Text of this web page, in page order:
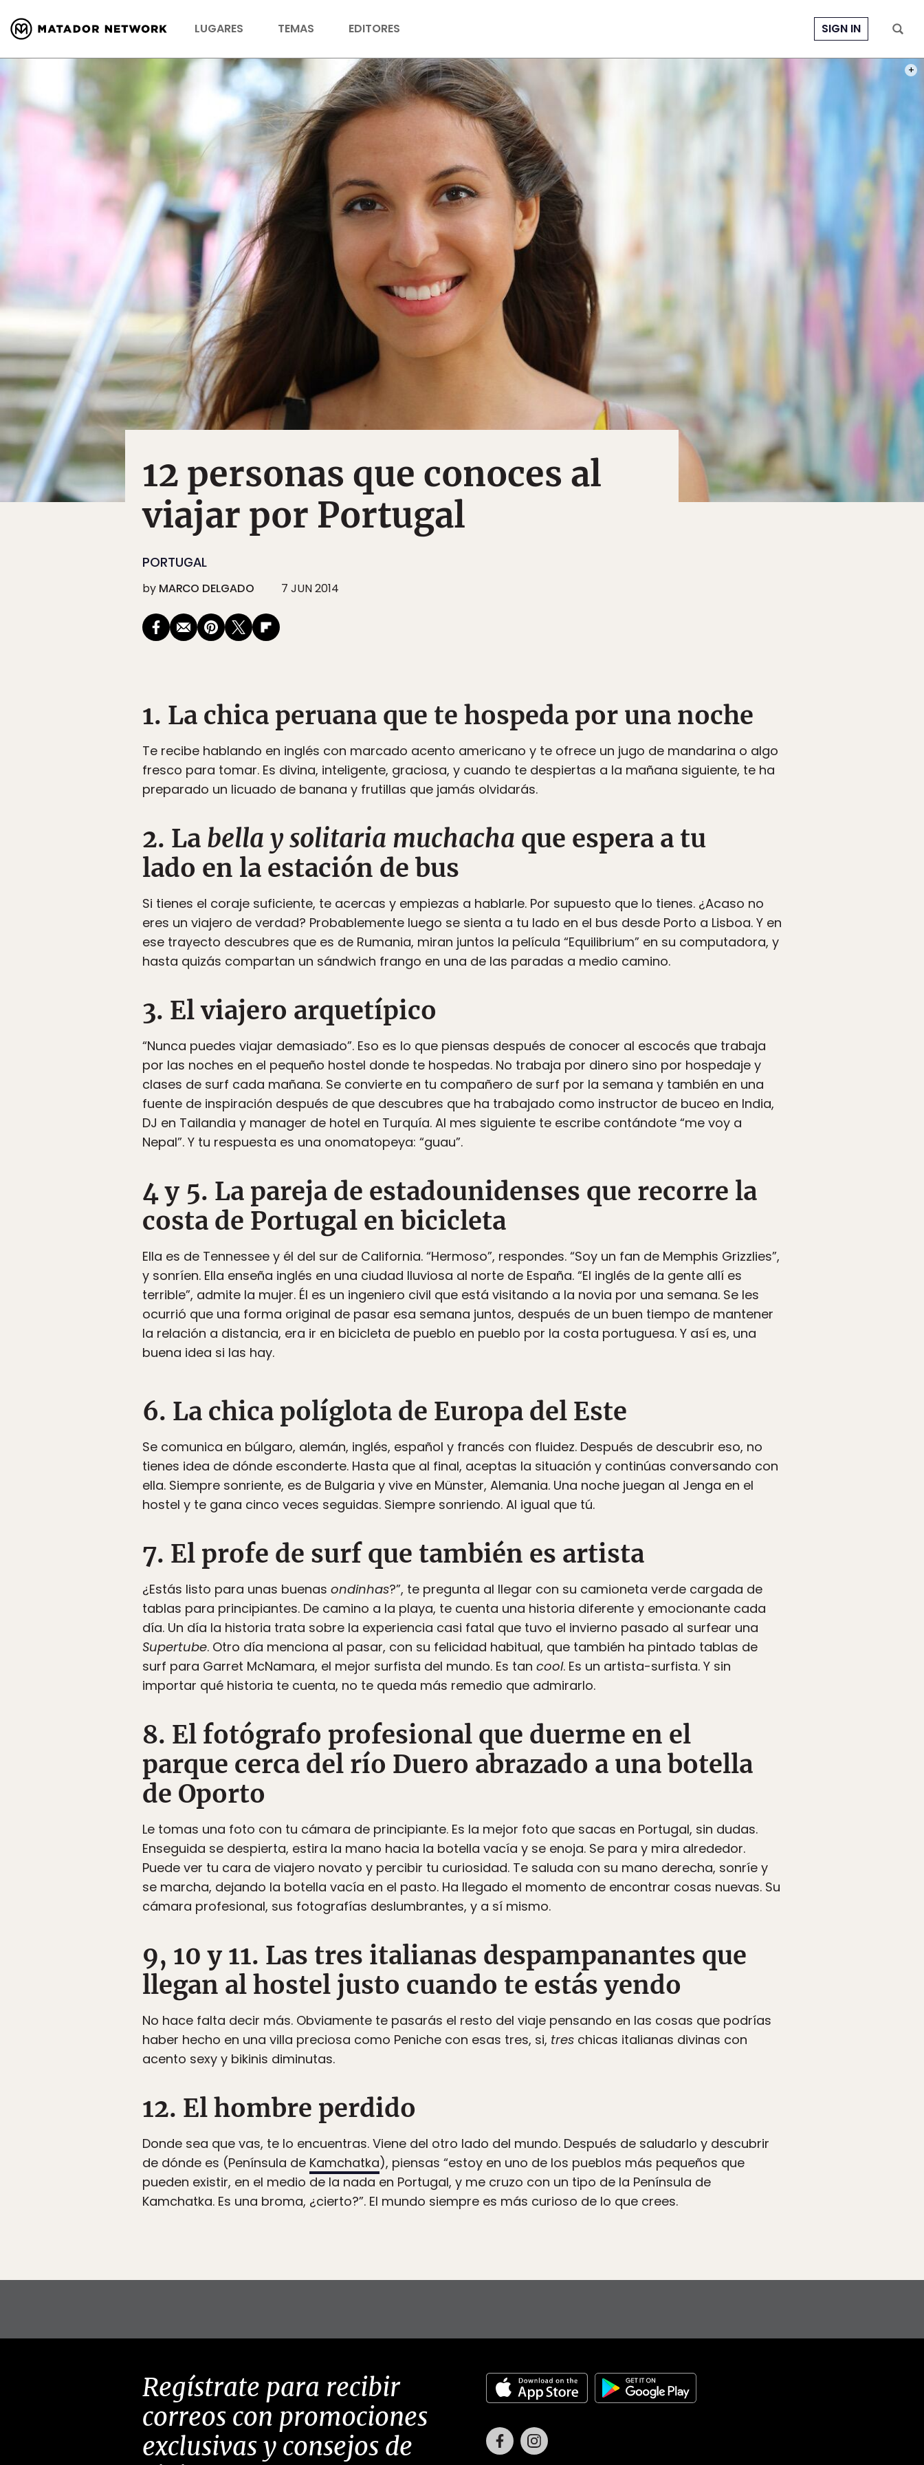
LUGARES TEMAS EDITORES SIGN IN
12 personas que conoces al
viajar por Portugal
PORTUGAL
by MARCO DELGADO 7 JUN 2014
1. La chica peruana que te hospeda por una noche
Te recibe hablando en inglés con marcado acento americano y te ofrece un jugo de mandarina o algo
fresco para tomar. Es divina, inteligente, graciosa, y cuando te despiertas a la mañana siguiente, te ha
preparado un licuado de banana y frutillas que jamás olvidarás.
2. La bella y solitaria muchacha que espera a tu
lado en la estación de bus
Si tienes el coraje suficiente, te acercas y empiezas a hablarle. Por supuesto que lo tienes. ¿Acaso no
eres un viajero de verdad? Probablemente luego se sienta a tu lado en el bus desde Porto a Lisboa. Y en
ese trayecto descubres que es de Rumania, miran juntos la película “Equilibrium” en su computadora, y
hasta quizás compartan un sándwich frango en una de las paradas a medio camino.
3. El viajero arquetípico
“Nunca puedes viajar demasiado”. Eso es lo que piensas después de conocer al escocés que trabaja
por las noches en el pequeño hostel donde te hospedas. No trabaja por dinero sino por hospedaje y
clases de surf cada mañana. Se convierte en tu compañero de surf por la semana y también en una
fuente de inspiración después de que descubres que ha trabajado como instructor de buceo en India,
DJ en Tailandia y manager de hotel en Turquía. Al mes siguiente te escribe contándote “me voy a
Nepal”. Y tu respuesta es una onomatopeya: “guau”.
4 y 5. La pareja de estadounidenses que recorre la
costa de Portugal en bicicleta
Ella es de Tennessee y él del sur de California. “Hermoso”, respondes. “Soy un fan de Memphis Grizzlies”,
y sonríen. Ella enseña inglés en una ciudad lluviosa al norte de España. “El inglés de la gente allí es
terrible”, admite la mujer. Él es un ingeniero civil que está visitando a la novia por una semana. Se les
ocurrió que una forma original de pasar esa semana juntos, después de un buen tiempo de mantener
la relación a distancia, era ir en bicicleta de pueblo en pueblo por la costa portuguesa. Y así es, una
buena idea si las hay.
6. La chica políglota de Europa del Este
Se comunica en búlgaro, alemán, inglés, español y francés con fluidez. Después de descubrir eso, no
tienes idea de dónde esconderte. Hasta que al final, aceptas la situación y continúas conversando con
ella. Siempre sonriente, es de Bulgaria y vive en Münster, Alemania. Una noche juegan al Jenga en el
hostel y te gana cinco veces seguidas. Siempre sonriendo. Al igual que tú.
7. El profe de surf que también es artista
¿Estás listo para unas buenas ondinhas?”, te pregunta al llegar con su camioneta verde cargada de
tablas para principiantes. De camino a la playa, te cuenta una historia diferente y emocionante cada
día. Un día la historia trata sobre la experiencia casi fatal que tuvo el invierno pasado al surfear una
Supertube. Otro día menciona al pasar, con su felicidad habitual, que también ha pintado tablas de
surf para Garret McNamara, el mejor surfista del mundo. Es tan cool. Es un artista-surfista. Y sin
importar qué historia te cuenta, no te queda más remedio que admirarlo.
8. El fotógrafo profesional que duerme en el
parque cerca del río Duero abrazado a una botella
de Oporto
Le tomas una foto con tu cámara de principiante. Es la mejor foto que sacas en Portugal, sin dudas.
Enseguida se despierta, estira la mano hacia la botella vacía y se enoja. Se para y mira alrededor.
Puede ver tu cara de viajero novato y percibir tu curiosidad. Te saluda con su mano derecha, sonríe y
se marcha, dejando la botella vacía en el pasto. Ha llegado el momento de encontrar cosas nuevas. Su
cámara profesional, sus fotografías deslumbrantes, y a sí mismo.
9, 10 y 11. Las tres italianas despampanantes que
llegan al hostel justo cuando te estás yendo
No hace falta decir más. Obviamente te pasarás el resto del viaje pensando en las cosas que podrías
haber hecho en una villa preciosa como Peniche con esas tres, si, tres chicas italianas divinas con
acento sexy y bikinis diminutas.
12. El hombre perdido
Donde sea que vas, te lo encuentras. Viene del otro lado del mundo. Después de saludarlo y descubrir
de dónde es (Península de Kamchatka), piensas “estoy en uno de los pueblos más pequeños que
pueden existir, en el medio de la nada en Portugal, y me cruzo con un tipo de la Península de
Kamchatka. Es una broma, ¿cierto?”. El mundo siempre es más curioso de lo que crees.
Regístrate para recibir
correos con promociones
exclusivas y consejos de
Facebook